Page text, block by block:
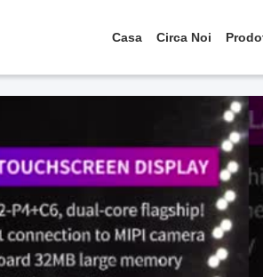
Casa Circa Noi